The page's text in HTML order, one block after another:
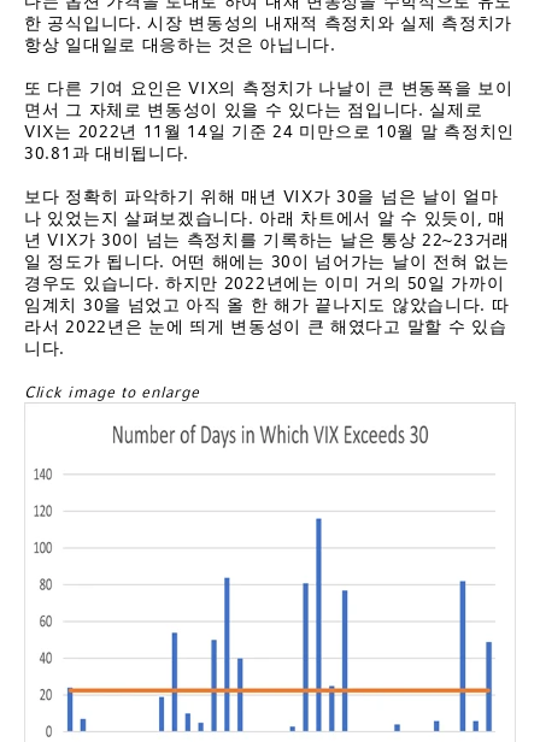
한 공식입니다. 시장 변동성의 내재적 측정치와 실제 측정치가
항상 일대일로 대응하는 것은 아닙니다.
또 다른 기여 요인은 VIX의 측정치가 나날이 큰 변동폭을 보이
면서 그 자체로 변동성이 있을 수 있다는 점입니다. 실제로
VIX는 2022년 11월 14일 기준 24 미만으로 10월 말 측정치인
30.81과 대비됩니다.
보다 정확히 파악하기 위해 매년 VIX가 30을 넘은 날이 얼마
나 있었는지 살펴보겠습니다. 아래 차트에서 알 수 있듯이, 매
년 VIX가 30이 넘는 측정치를 기록하는 날은 통상 22~23거래
일 정도가 됩니다. 어떤 해에는 30이 넘어가는 날이 전혀 없는
경우도 있습니다. 하지만 2022년에는 이미 거의 50일 가까이
임계치 30을 넘었고 아직 올 한 해가 끝나지도 않았습니다. 따
라서 2022년은 눈에 띄게 변동성이 큰 해였다고 말할 수 있습
니다.
Click image to enlarge